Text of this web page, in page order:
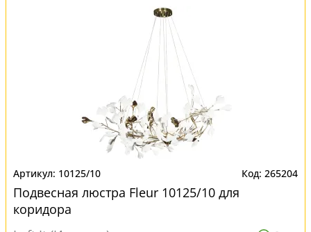
10125/10 265204
Подвесная люстра Fleur 10125/10 для
коридора